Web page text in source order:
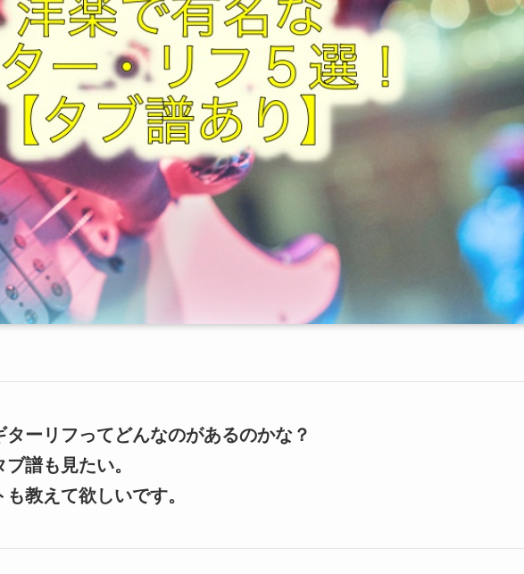
ーリフってどんなのがあるのかな？
譜も見たい。
教えて欲しいです。